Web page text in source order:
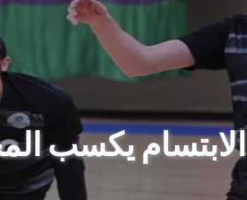
الابتسام يكسب المحيط في